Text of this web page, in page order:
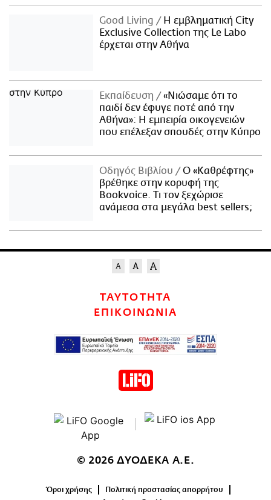
Good Living
Η εμβληματική City
Exclusive Collection της Le Labo
έρχεται στην Αθήνα
Εκπαίδευση
«Νιώσαμε ότι το
παιδί δεν έφυγε ποτέ από την
Αθήνα»: Η εμπειρία οικογενειών
που επέλεξαν σπουδές στην Κύπρο
Οδηγός Βιβλίου
Ο «Καθρέφτης»
βρέθηκε στην κορυφή της
Bookvoice. Τι τον ξεχώρισε
ανάμεσα στα μεγάλα best sellers;
ΤΑΥΤΟΤΗΤΑ
ΕΠΙΚΟΙΝΩΝΙΑ
© 2026 ΔΥΟΔΕΚΑ Α.Ε.
Όροι χρήσης
Πολιτική προστασίας απορρήτου